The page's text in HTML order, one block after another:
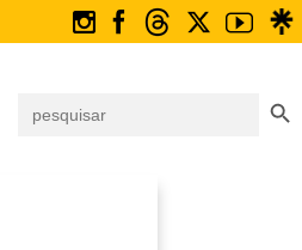
for: